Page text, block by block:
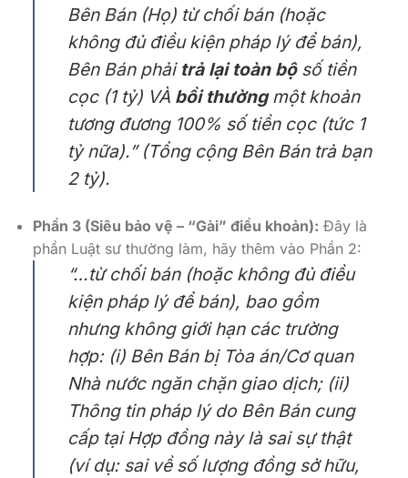
Bên Bán (Họ) từ chối bán (hoặc
không đủ điều kiện pháp lý để bán),
Bên Bán phải trả lại toàn bộsố tiền
cọc (1 tỷ) VÀ bồi thườngmột khoản
tương đương 100% số tiền cọc (tức 1
tỷ nữa).” (Tổng cộng Bên Bán trả bạn
2 tỷ).
Phần 3 (Siêu bảo vệ – “Gài” điều khoản): Đây là
phần Luật sư thường làm, hãy thêm vào Phần 2:
“…từ chối bán (hoặc không đủ điều
kiện pháp lý để bán), bao gồm
nhưng không giới hạn các trường
hợp: (i) Bên Bán bị Tòa án/Cơ quan
Nhà nước ngăn chặn giao dịch; (ii)
Thông tin pháp lý do Bên Bán cung
cấp tại Hợp đồng này là sai sự thật
(ví dụ: sai về số lượng đồng sở hữu,